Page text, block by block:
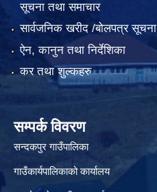
सूचना तथा समाचार
सार्वजनिक खरीद /बोलपत्र सूचना
ऐन, कानुन तथा निर्देशिका
कर तथा शुल्कहरु
सम्पर्क विवरण
सन्दकपुर गाउँपालिका
गाउँकार्यपालिकाको कार्यालय